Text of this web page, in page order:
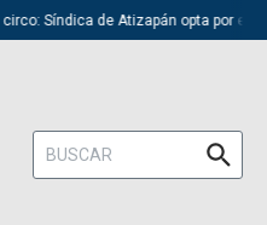
Síndica de Atizapán opta por el
Buscar: